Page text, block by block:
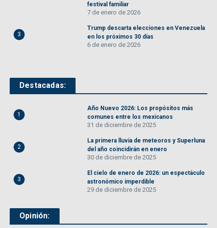
festival familiar
7 de enero de 2026
3
Trump descarta elecciones en Venezuela
en los próximos 30 días
6 de enero de 2026
Destacadas:
1
Año Nuevo 2026: Los propósitos más
comunes entre los mexicanos
31 de diciembre de 2025
2
La primera lluvia de meteoros y Superluna
del año coincidirán en enero
30 de diciembre de 2025
3
El cielo de enero de 2026: un espectáculo
astronómico imperdible
29 de diciembre de 2025
Opinión: